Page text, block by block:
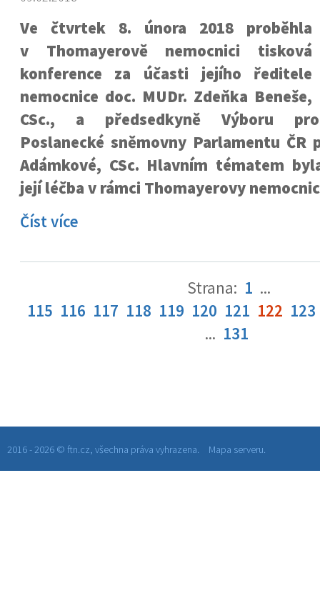
Ve čtvrtek 8. února 2018 proběhla
v Thomayerově nemocnici tisková
konference za účasti jejího ředitele
nemocnice doc. MUDr. Zdeňka Beneše,
CSc., a předsedkyně Výboru
Poslanecké sněmovny Parlamentu ČR
Adámkové, CSc. Hlavním tématem
její léčba v rámci Thomayerovy
Číst více
Strana: 1 ...
115 116 117 118 119 120 121 122 123
... 131
2016 - 2026 © ftn.cz, všechna práva vyhrazena. Mapa serveru.